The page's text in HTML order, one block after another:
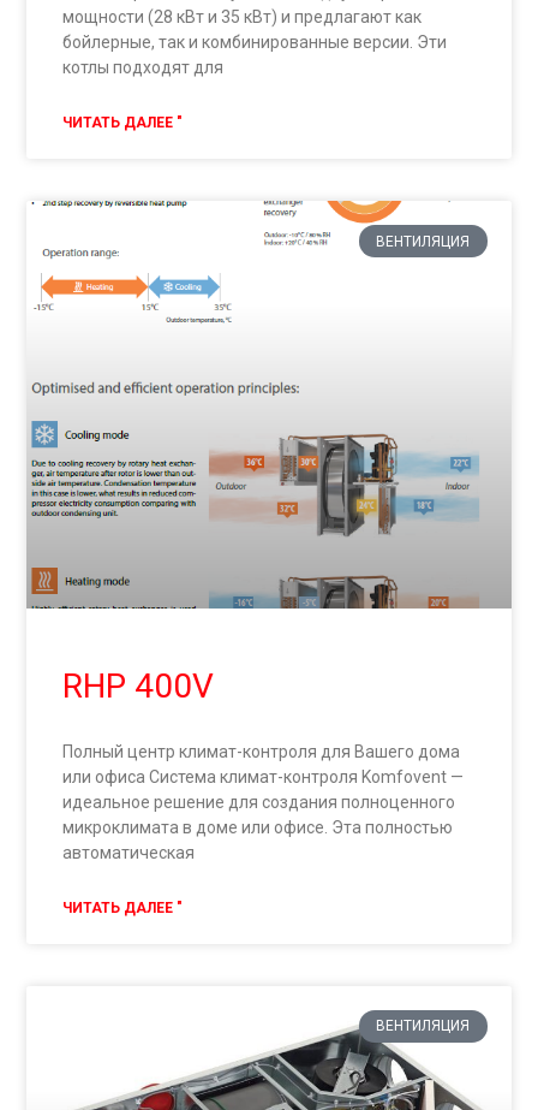
мощности (28 кВт и 35 кВт) и предлагают как
бойлерные, так и комбинированные версии. Эти
котлы подходят для
ЧИТАТЬ ДАЛЕЕ "
ВЕНТИЛЯЦИЯ
RHP 400V
Полный центр климат-контроля для Вашего дома
или офиса Система климат-контроля Komfovent —
идеальное решение для создания полноценного
микроклимата в доме или офисе. Эта полностью
автоматическая
ЧИТАТЬ ДАЛЕЕ "
ВЕНТИЛЯЦИЯ